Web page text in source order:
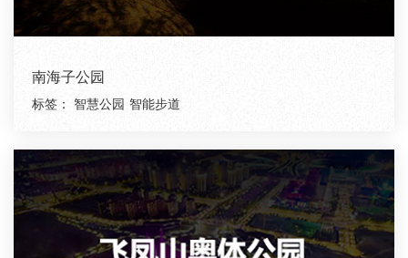
南海子公园
标签： 智慧公园 智能步道